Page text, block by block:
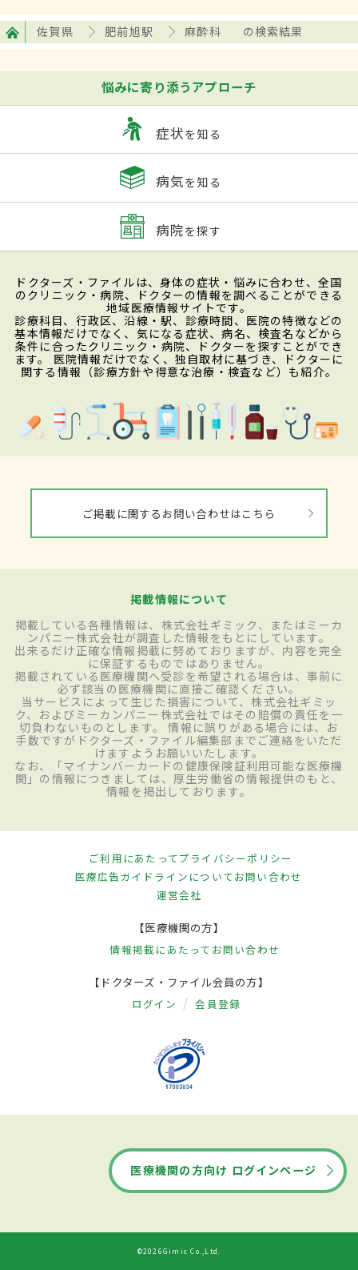
佐賀県 肥前旭駅 麻酔科 の検索結果
悩みに寄り添うアプローチ
症状を知る
病気を知る
病院を探す
ドクターズ・ファイルは、身体の症状・悩みに合わせ、全国
のクリニック・病院、ドクターの情報を調べることができる
地域医療情報サイトです。
診療科目、行政区、沿線・駅、診療時間、医院の特徴などの
基本情報だけでなく、気になる症状、病名、検査名などから
条件に合ったクリニック・病院、ドクターを探すことができ
ます。 医院情報だけでなく、独自取材に基づき、ドクターに
関する情報（診療方針や得意な治療・検査など）も紹介。
ご掲載に関するお問い合わせはこちら
掲載情報について
掲載している各種情報は、株式会社ギミック、またはミーカ
ンパニー株式会社が調査した情報をもとにしています。
出来るだけ正確な情報掲載に努めておりますが、内容を完全
に保証するものではありません。
掲載されている医療機関へ受診を希望される場合は、事前に
必ず該当の医療機関に直接ご確認ください。
当サービスによって生じた損害について、株式会社ギミッ
ク、およびミーカンパニー株式会社ではその賠償の責任を一
切負わないものとします。 情報に誤りがある場合には、お
手数ですがドクターズ・ファイル編集部までご連絡をいただ
けますようお願いいたします。
なお、「マイナンバーカードの健康保険証利用可能な医療機
関」の情報につきましては、厚生労働省の情報提供のもと、
情報を掲出しております。
ご利用にあたってプライバシーポリシー
医療広告ガイドラインについてお問い合わせ
運営会社
【医療機関の方】
情報掲載にあたって お問い合わせ
【ドクターズ・ファイル会員の方】
ログイン 会員登録
医療機関の方向け ログインページ
©2026Gimic Co.,Ltd.